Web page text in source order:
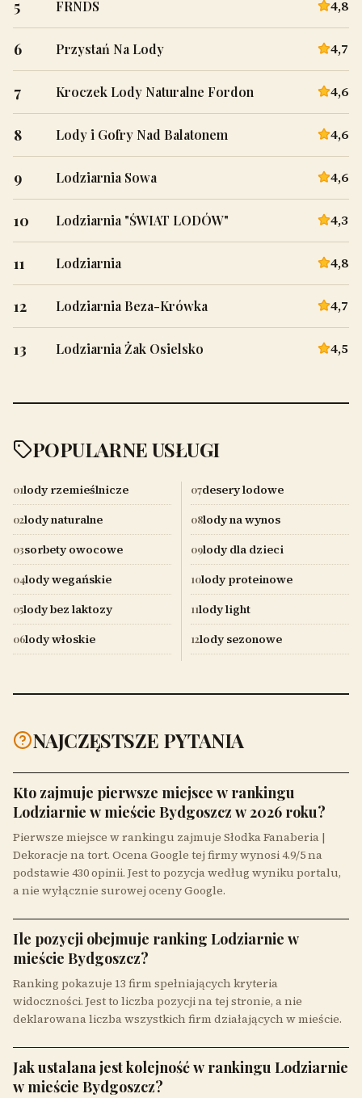
5 FRNDS 4,8
6 Przystań Na Lody 4,7
7 Kroczek Lody Naturalne Fordon 4,6
8 Lody i Gofry Nad Balatonem 4,6
9 Lodziarnia Sowa 4,6
10 Lodziarnia "ŚWIAT LODÓW" 4,3
11 Lodziarnia 4,8
12 Lodziarnia Beza-Krówka 4,7
13 Lodziarnia Żak Osielsko 4,5
POPULARNE USŁUGI
01lody rzemieślnicze
02lody naturalne
03sorbety owocowe
04lody wegańskie
05lody bez laktozy
06lody włoskie
07desery lodowe
08lody na wynos
09lody dla dzieci
10lody proteinowe
11lody light
12lody sezonowe
NAJCZĘSTSZE PYTANIA
Kto zajmuje pierwsze miejsce w rankingu
Lodziarnie w mieście Bydgoszcz w 2026 roku?
Pierwsze miejsce w rankingu zajmuje Słodka Fanaberia |
Dekoracje na tort. Ocena Google tej firmy wynosi 4.9/5 na
podstawie 430 opinii. Jest to pozycja według wyniku portalu,
a nie wyłącznie surowej oceny Google.
Ile pozycji obejmuje ranking Lodziarnie w
mieście Bydgoszcz?
Ranking pokazuje 13 firm spełniających kryteria
widoczności. Jest to liczba pozycji na tej stronie, a nie
deklarowana liczba wszystkich firm działających w mieście.
Jak ustalana jest kolejność w rankingu Lodziarnie
w mieście Bydgoszcz?